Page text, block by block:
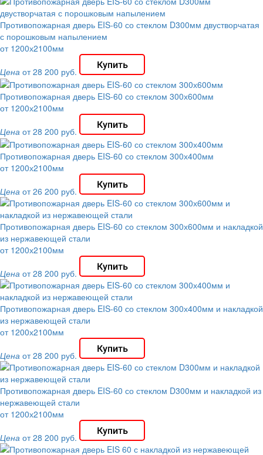
Противопожарная дверь EIS-60 со стеклом D300мм двустворчатая
с порошковым напылением
от 1200х2100мм
Цена от 28 200 руб.
Противопожарная дверь EIS-60 со стеклом 300х600мм
от 1200х2100мм
Цена от 28 200 руб.
Противопожарная дверь EIS-60 со стеклом 300х400мм
от 1200х2100мм
Цена от 26 200 руб.
Противопожарная дверь EIS-60 со стеклом 300х600мм и накладкой
из нержавеющей стали
от 1200х2100мм
Цена от 28 200 руб.
Противопожарная дверь EIS-60 со стеклом 300х400мм и накладкой
из нержавеющей стали
от 1200х2100мм
Цена от 28 200 руб.
Противопожарная дверь EIS-60 со стеклом D300мм и накладкой из
нержавеющей стали
от 1200х2100мм
Цена от 28 200 руб.